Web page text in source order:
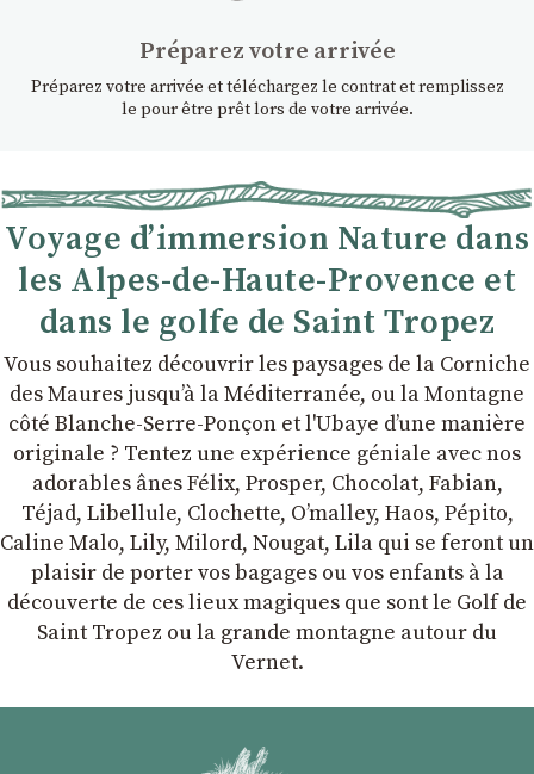
Préparez votre arrivée
Préparez votre arrivée et téléchargez le contrat et remplissez
le pour être prêt lors de votre arrivée.
Voyage d’immersion Nature dans
les Alpes-de-Haute-Provence et
dans le golfe de Saint Tropez
Vous souhaitez découvrir les paysages de la Corniche
des Maures jusqu’à la Méditerranée, ou la Montagne
côté Blanche-Serre-Ponçon et l'Ubaye dʼune manière
originale ? Tentez une expérience géniale avec nos
adorables ânes Félix, Prosper, Chocolat, Fabian,
Téjad, Libellule, Clochette, Oʼmalley, Haos, Pépito,
Caline Malo, Lily, Milord, Nougat, Lila qui se feront un
plaisir de porter vos bagages ou vos enfants à la
découverte de ces lieux magiques que sont le Golf de
Saint Tropez ou la grande montagne autour du
Vernet.